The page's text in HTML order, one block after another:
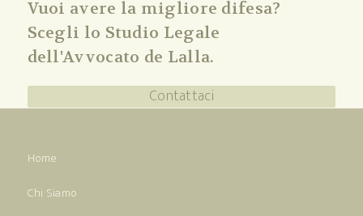
Vuoi avere la migliore difesa?
Scegli lo Studio Legale
dell'Avvocato de Lalla.
Contattaci
Home
Chi Siamo